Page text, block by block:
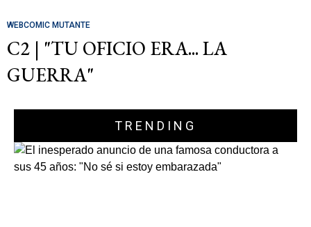
WEBCOMIC MUTANTE
C2 | "TU OFICIO ERA... LA
GUERRA"
TRENDING